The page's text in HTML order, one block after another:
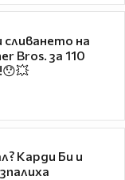
на
Bros. за 110
Карди Би и